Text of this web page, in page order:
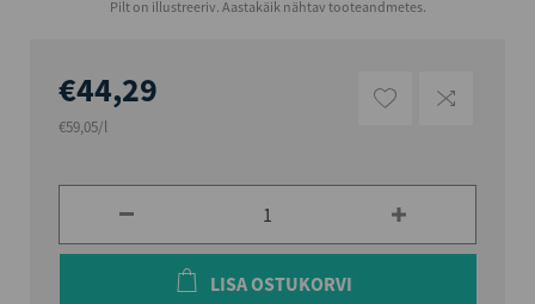
Pilt on illustreeriv. Aastakäik nähtav tooteandmetes.
€44,29
€59,05/l
LISA OSTUKORVI